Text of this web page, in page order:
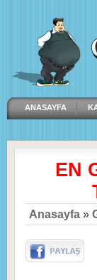
ANASAYFA
EN
Anasayfa »